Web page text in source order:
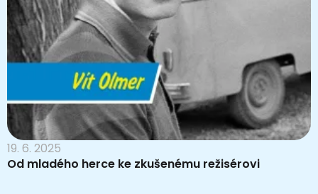
19. 6. 2025
Od mladého herce ke zkušenému režisérovi